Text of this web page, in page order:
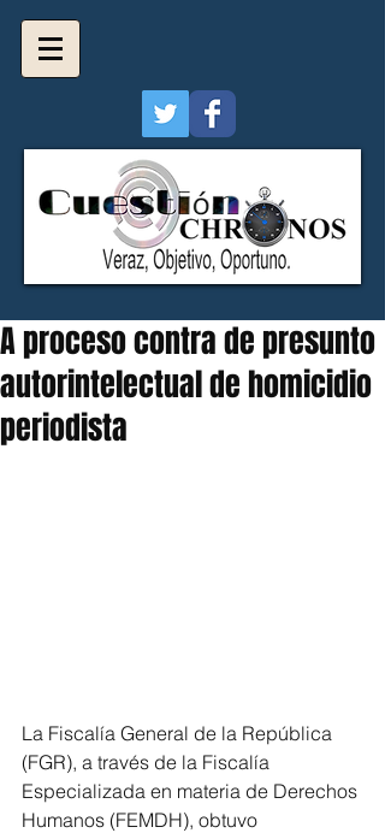
A proceso contra de presunto
autorintelectual de homicidio
periodista
La Fiscalía General de la República
(FGR), a través de la Fiscalía
Especializada en materia de Derechos
Humanos (FEMDH), obtuvo